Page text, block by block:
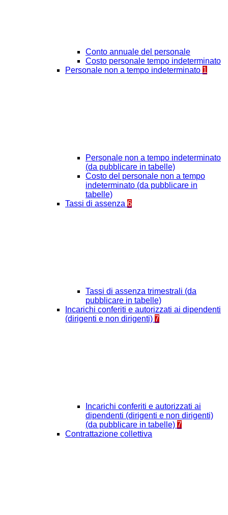
Conto annuale del personale
Costo personale tempo indeterminato
Personale non a tempo indeterminato 1
Personale non a tempo indeterminato
(da pubblicare in tabelle)
Costo del personale non a tempo
indeterminato (da pubblicare in
tabelle)
Tassi di assenza 6
Tassi di assenza trimestrali (da
pubblicare in tabelle)
Incarichi conferiti e autorizzati ai dipendenti
(dirigenti e non dirigenti) 7
Incarichi conferiti e autorizzati ai
dipendenti (dirigenti e non dirigenti)
(da pubblicare in tabelle) 7
Contrattazione collettiva